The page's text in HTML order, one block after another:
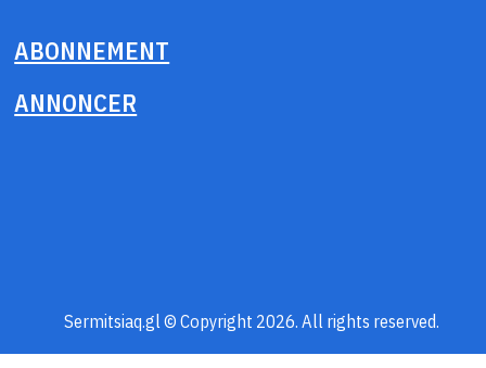
ABONNEMENT
ANNONCER
Sermitsiaq.gl © Copyright 2026. All rights reserved.